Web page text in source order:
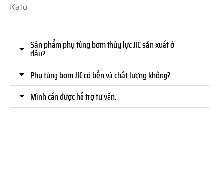
Kato.
Sản phẩm phụ tùng bơm thủy lực JIC sản xuất ở
đâu?
Phụ tùng bơm JIC có bền và chất lượng không?
Mình cần được hỗ trợ tư vấn.